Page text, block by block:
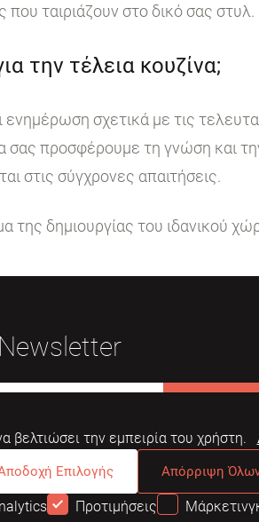
ταιριάζουν στο δικό σας στυλ.
την τέλεια κουζίνα;
σχετικά με τις
σας προσφέρουμε τη γνώση και
στις σύγχρονες απαιτήσεις.
της δημιουργίας του ιδανικού
Newsletter
βελτιώσει την εμπειρία του χρήστη.
Επιλογής Απόρριψη
Προτιμήσεις